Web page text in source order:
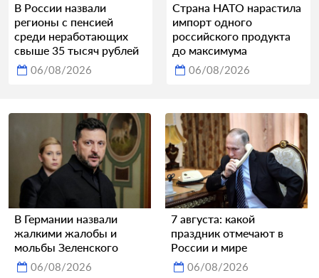
В России назвали
регионы с пенсией
среди неработающих
свыше 35 тысяч рублей
06/08/2026
Страна НАТО нарастила
импорт одного
российского продукта
до максимума
06/08/2026
В Германии назвали
жалкими жалобы и
мольбы Зеленского
06/08/2026
7 августа: какой
праздник отмечают в
России и мире
06/08/2026